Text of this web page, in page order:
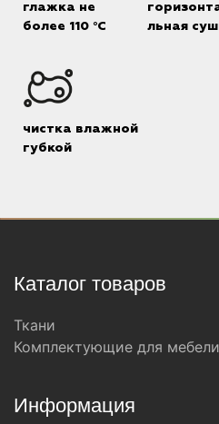
глажка не
более 110 °C
льная
чистка влажной
губкой
Каталог товаров
Ткани
Комплектующие для мебели
Информация